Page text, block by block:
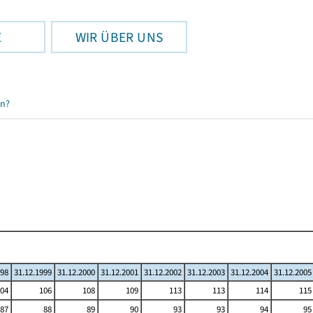
WIR ÜBER UNS
31.12.1999 31.12.2000 31.12.2001 31.12.2002 31.12.2003 31.12.2004 31.12.2005
106 108 109 113 113 114
115
87 88 89 90 93 93 94
95